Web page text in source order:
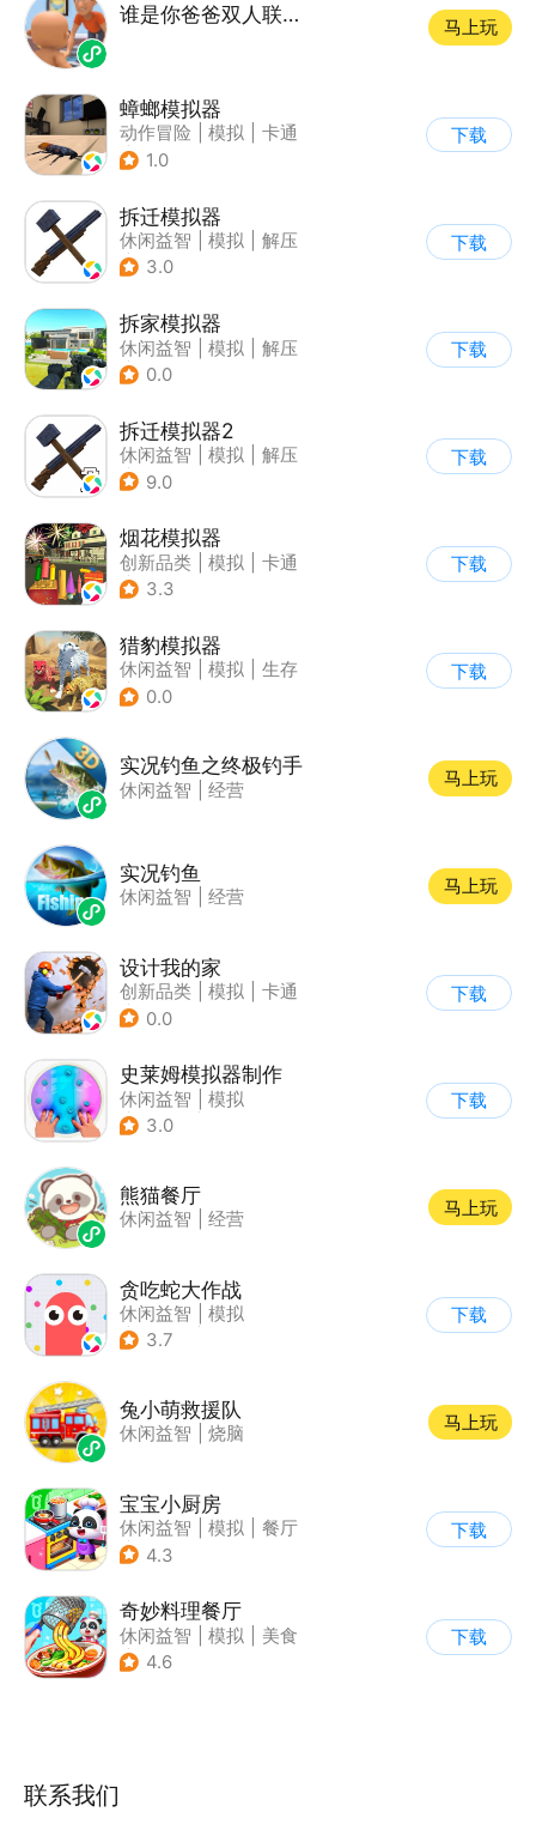
谁是你爸爸双人联机游戏
马上玩
蟑螂模拟器
动作冒险 模拟
卡通
| 角色扮演
1.0
下载
拆迁模拟器
休闲益智 模拟
解压
| 卡通
3.0
下载
拆家模拟器
休闲益智 模拟
解压
| 写实
0.0
下载
拆迁模拟器2
休闲益智 模拟
解压
| 卡通
9.0
下载
烟花模拟器
创新品类 模拟
卡通
| 休闲益智
3.3
下载
猎豹模拟器
休闲益智 模拟
生存
| 写实
0.0
下载
实况钓鱼之终极钓手
休闲益智 经营
马上玩
实况钓鱼
休闲益智 经营
马上玩
设计我的家
创新品类 模拟
卡通
| 休闲益智
0.0
下载
史莱姆模拟器制作
休闲益智
模拟
| 史莱姆
3.0
下载
熊猫餐厅
休闲益智 经营
马上玩
贪吃蛇大作战
休闲益智
模拟
| 贪吃蛇
3.7
下载
兔小萌救援队
休闲益智 烧脑
马上玩
宝宝小厨房
休闲益智 模拟
餐厅
| 宝宝巴士
4.3
下载
奇妙料理餐厅
休闲益智 模拟
美食
| 宝宝巴士
4.6
下载
联系我们